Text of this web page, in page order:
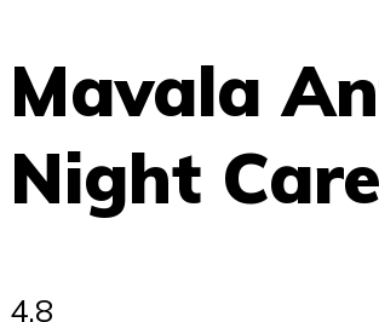
Mavala
Night
4.8